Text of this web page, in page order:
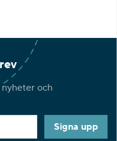
och
Signa upp